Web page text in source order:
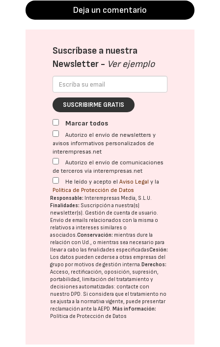
Deja un comentario
Suscríbase a nuestra
Newsletter - Ver ejemplo
SUSCRIBIRME GRATIS
Marcar todos
Autorizo el envío de newsletters y
avisos informativos personalizados de
interempresas.net
Autorizo el envío de comunicaciones
de terceros vía interempresas.net
He leído y acepto elAviso Legal y la
Política de Protección de Datos
Responsable: Interempresas Media, S.L.U.
Finalidades: Suscripción a nuestra(s)
newsletter(s). Gestión de cuenta de usuario.
Envío de emails relacionados con la misma o
relativos a intereses similares o
asociados.Conservación: mientras dure la
relación con Ud., o mientras sea necesario para
llevar a cabo las finalidades especificadasCesión:
Los datos pueden cederse a otras empresas del
grupo por motivos de gestión interna. Derechos:
Acceso, rectificación, oposición, supresión,
portabilidad, limitación del tratatamiento y
decisiones automatizadas: contacte con
nuestro DPD. Si considera que el tratamiento no
se ajusta a la normativa vigente, puede presentar
reclamación ante laAEPD. Más información:
Política de Protección de Datos